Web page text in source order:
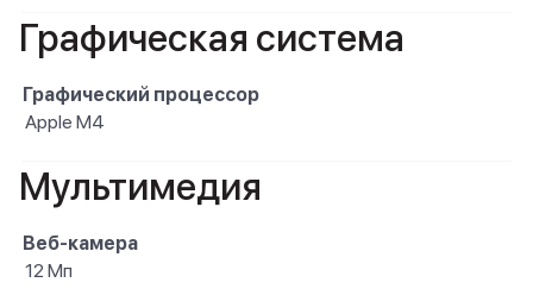
Графическая система
Графический процессор
Apple M4
Мультимедия
Веб-камера
12 Мп